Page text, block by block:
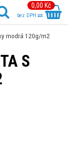
0,00 Kč
bez DPH
modrá 120g/m2
S